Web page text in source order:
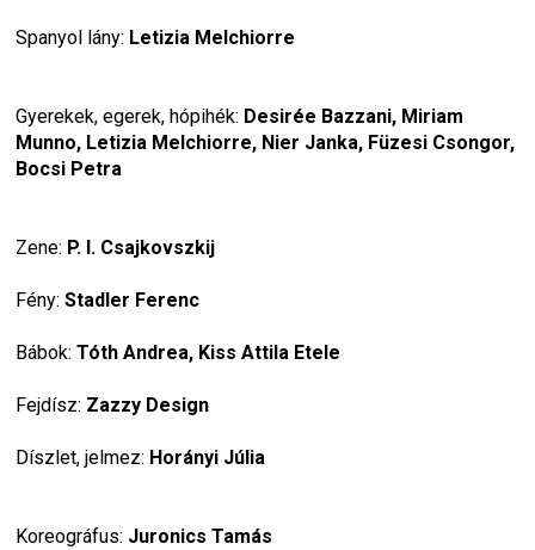
Spanyol lány: Letizia Melchiorre
Gyerekek, egerek, hópihék: Desirée Bazzani, Miriam
Munno, Letizia Melchiorre, Nier Janka, Füzesi Csongor,
Bocsi Petra
Zene: P. I. Csajkovszkij
Fény: Stadler Ferenc
Bábok: Tóth Andrea, Kiss Attila Etele
Fejdísz: Zazzy Design
Díszlet, jelmez: Horányi Júlia
Koreográfus: Juronics Tamás